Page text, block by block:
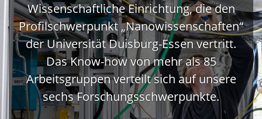
Wissenschaftliche Einrichtung, die den
Profilschwerpunkt „Nanowissenschaften“
der Universität Duisburg-Essen vertritt.
Das Know-how von mehr als 85
Arbeitsgruppen verteilt sich auf unsere
sechs Forschungsschwerpunkte.